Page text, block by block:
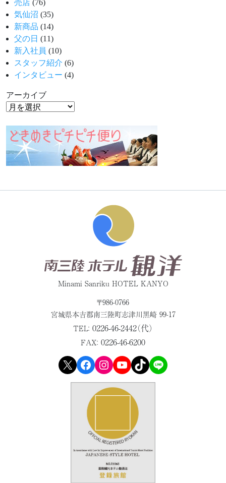
売店 (76)
気仙沼 (35)
新商品 (14)
父の日 (11)
新入社員 (10)
スタッフ紹介 (6)
インタビュー (4)
アーカイブ
Minami Sanriku HOTEL KANYO
〒986-0766
宮城県本吉郡南三陸町志津川黒崎 99-17
TEL： 0226-46-2442（代）
FAX： 0226-46-6200
X Facebook Instagram YouTube TikTok LINE